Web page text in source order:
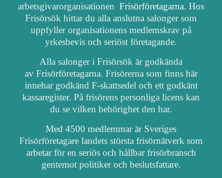
arbetsgivarorganisationen Frisörföretagarna. Hos
Frisörsök hittar du alla anslutna salonger som
uppfyller organisationens medlemskrav på
yrkesbevis och seriöst företagande.
Alla salonger i Frisörsök är godkända
av Frisörföretagarna. Frisörerna som finns här
innehar godkänd F-skattsedel och ett godkänt
kassaregister. På frisörens personliga licens kan
du se vilken behörighet den har.
Med 4500 medlemmar är Sveriges
Frisörföretagare landets största frisörnätverk som
arbetar för en seriös och hållbar frisörbransch
gentemot politiker och beslutsfattare.